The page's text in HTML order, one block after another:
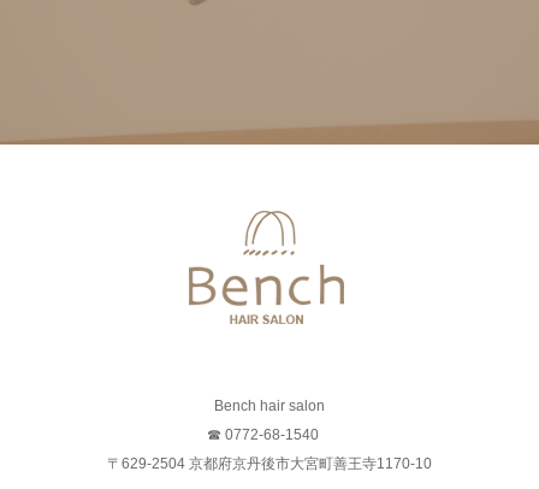
Bench hair salon
☎ 0772-68-1540
〒629-2504 京都府京丹後市大宮町善王寺1170-10